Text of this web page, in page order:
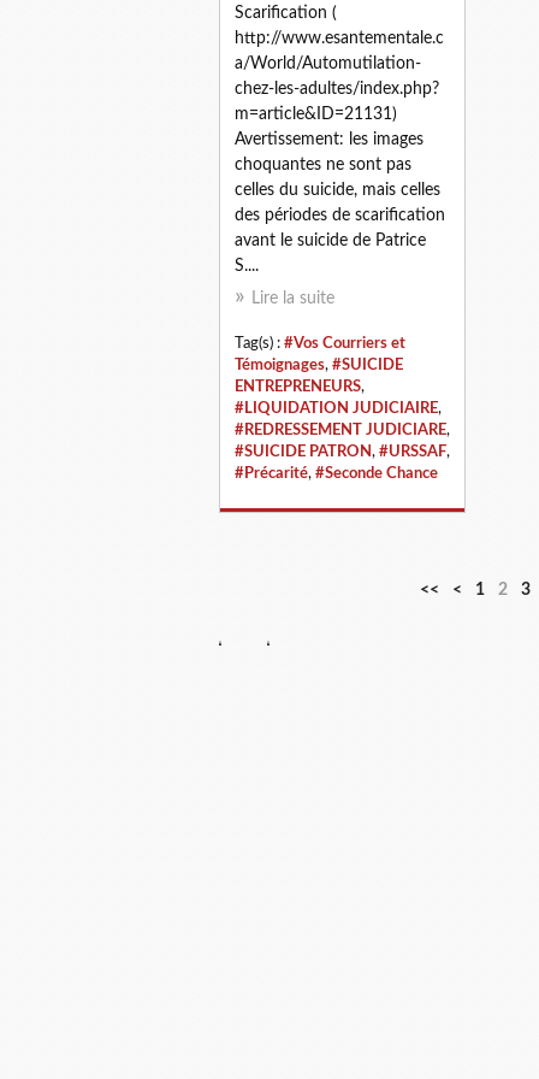
Scarification (
http://www.esantementale.c
a/World/Automutilation-
chez-les-adultes/index.php?
m=article&ID=21131)
Avertissement: les images
choquantes ne sont pas
celles du suicide, mais celles
des périodes de scarification
avant le suicide de Patrice
S....
Lire la suite
Tag(s) : #Vos Courriers et
Témoignages, #SUICIDE
ENTREPRENEURS,
#LIQUIDATION JUDICIAIRE,
#REDRESSEMENT JUDICIARE,
#SUICIDE PATRON, #URSSAF,
#Précarité, #Seconde Chance
<< < 1 2 3